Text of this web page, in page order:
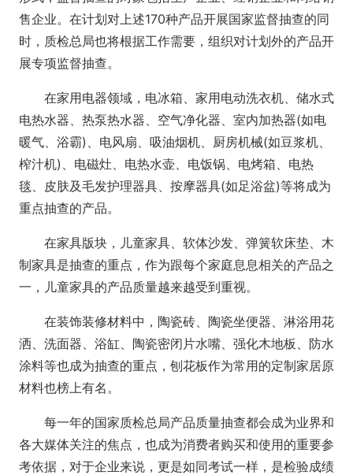
售企业。在计划对上述170种产品开展国家监督抽查的同
时，质检总局也将根据工作需要，组织对计划外的产品开
展专项监督抽查。
在家用电器领域，电冰箱、家用电动洗衣机、储水式
电热水器、热泵热水器、空气净化器、室内加热器(如电
暖气、浴霸)、电风扇、吸油烟机、厨房机械(如豆浆机、
榨汁机)、电磁灶、电热水壶、电饭锅、电烤箱、电热
毯、皮肤及毛发护理器具、按摩器具(如足浴盆)等将成为
重点抽查的产品。
在家具版块，儿童家具、软体沙发、弹簧软床垫、木
制家具是抽查的重点，作为跟每个家庭息息相关的产品之
一，儿童家具的产品质量越来越受到重视。
在装饰装修材料中，陶瓷砖、陶瓷坐便器、淋浴用花
洒、洗面器、浴缸、陶瓷密闭片水嘴、强化木地板、防水
涂料等也成为抽查的重点，刨花板作为常用的定制家居原
材料也榜上有名。
每一年的国家质检总局产品质量抽查都会成为业界和
各大媒体关注的焦点，也成为消费者购买和使用的重要参
考依据，对于企业来说，更是如同考试一样，是检验成绩